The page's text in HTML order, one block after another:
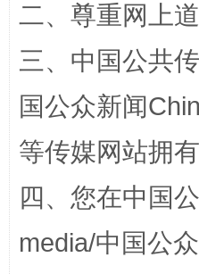
阿坝州三大球赛在茂
二、尊重网上
三、中国公共
国公众新闻
等传媒网站拥
四、您在中国
media/中国公